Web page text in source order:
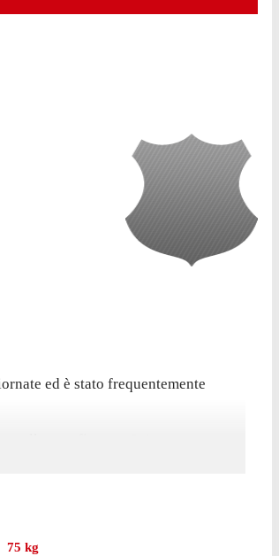
ed è stato frequentemente
nella sconfitta per 2-1.
con 2 gol segnati e 2 assist.
75 kg